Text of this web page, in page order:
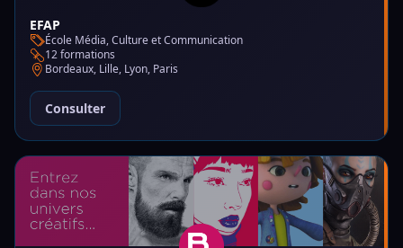
EFAP
École Média, Culture et Communication
12 formations
Bordeaux, Lille, Lyon, Paris
Consulter